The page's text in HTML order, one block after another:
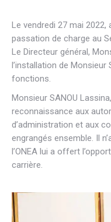
Le vendredi 27 mai
passation de charge au
Le Directeur général,
l’installation de
fonctions.
Monsieur SANOU
reconnaissance aux
d’administration et aux
engrangés ensemble. Il
l’ONEA lui a offert
carrière.